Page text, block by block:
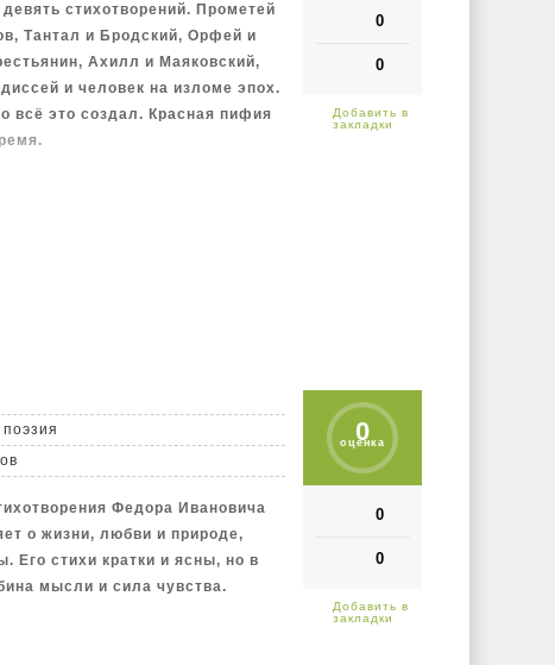
0
0
стихотворений. Прометей
Тантал и Бродский, Орфей и
Ахилл и Маяковский,
и человек на изломе эпох.
всё это создал. Красная пифия
0
оценка
0
0
Федора Ивановича
о жизни, любви и природе,
Его стихи кратки и ясны, но в
мысли и сила чувства.